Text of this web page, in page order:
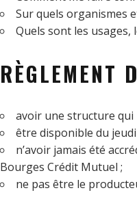
Sur quels organismes
Quels sont les usages,
RÈGLEMENT
avoir une structure qui
être disponible du
n’avoir jamais été
Bourges Crédit Mutuel ;
ne pas être le